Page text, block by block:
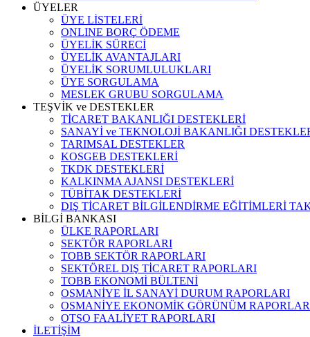
ÜYELER
ÜYE LİSTELERİ
ONLINE BORÇ ÖDEME
ÜYELİK SÜRECİ
ÜYELİK AVANTAJLARI
ÜYELİK SORUMLULUKLARI
ÜYE SORGULAMA
MESLEK GRUBU SORGULAMA
TEŞVİK ve DESTEKLER
TİCARET BAKANLIĞI DESTEKLERİ
SANAYİ ve TEKNOLOJİ BAKANLIĞI
TARIMSAL DESTEKLER
KOSGEB DESTEKLERİ
TKDK DESTEKLERİ
KALKINMA AJANSI DESTEKLERİ
TÜBİTAK DESTEKLERİ
DIŞ TİCARET BİLGİLENDİRME EĞİTİMLERİ
BİLGİ BANKASI
ÜLKE RAPORLARI
SEKTÖR RAPORLARI
TOBB SEKTÖR RAPORLARI
SEKTÖREL DIŞ TİCARET RAPORLARI
TOBB EKONOMİ BÜLTENİ
OSMANİYE İL SANAYİ DURUM RAPORLARI
OSMANİYE EKONOMİK GÖRÜNÜM
OTSO FAALİYET RAPORLARI
İLETİŞİM